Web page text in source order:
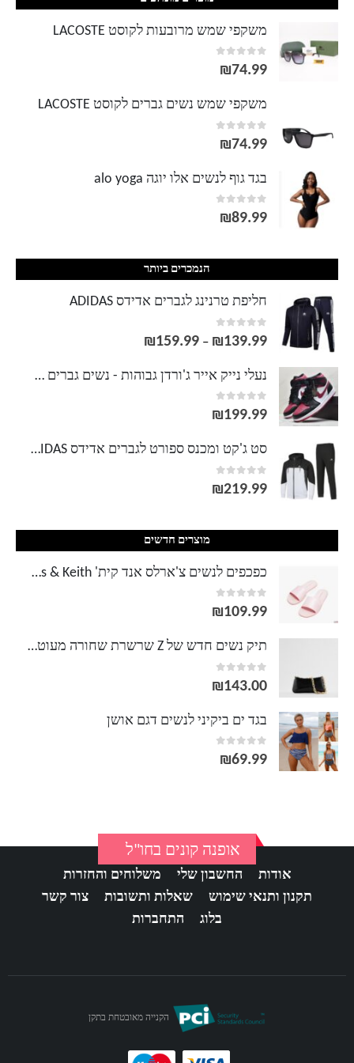
משקפי שמש מרובעות לקוסט LACOSTE
0
out of 5
₪74.99
משקפי שמש נשים גברים לקוסט LACOSTE
0
out of 5
₪74.99
בגד גוף לנשים אלו יוגה alo yoga
0
out of 5
₪89.99
הנמכרים ביותר
חליפת טרנינג לגברים אדידס ADIDAS
0
out of 5
₪139.99
–
₪159.99
נעלי נייק אייר ג'ורדן גבוהות - נשים גברים NIKE AIR JORDAN
0
out of 5
₪199.99
סט ג'קט ומכנס ספורט לגברים אדידס ADIDAS
0
out of 5
₪219.99
מוצרים חדשים
כפכפים לנשים צ'ארלס אנד קית' Charles & Keith
0
out of 5
₪109.99
תיק נשים חדש של Z שרשרת שחורה מעוטרת בהדפס בעלי חיים תיק אלכסוני כתף אחת תיק בית השחי 16721710040
0
out of 5
₪143.00
בגד ים ביקיני לנשים דגם אושן
0
out of 5
₪69.99
אופנה קונים בחו"ל
אודות החשבון שלי
משלוחים והחזרות
תקנון ותנאי שימוש
שאלות ותשובות
צור קשר
בלוג
התחברות
הקנייה מאובטחת בתקן